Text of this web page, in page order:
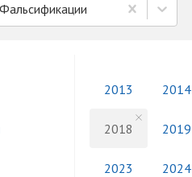
Фальсификации
2013 2014
2018 2019
2023 2024